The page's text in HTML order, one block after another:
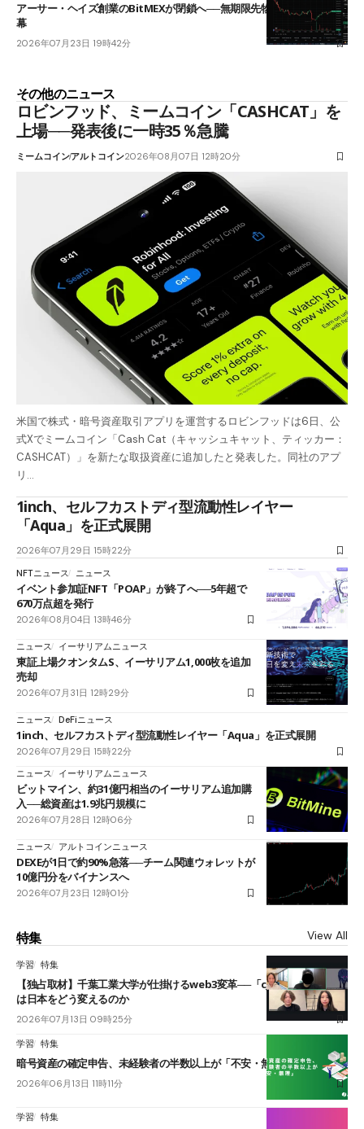
アーサー・ヘイズ創業のBitMEXが閉鎖へ──無期限先物を生んだ11年に
幕
2026年07月23日 19時42分
その他のニュース
ロビンフッド、ミームコイン「CASHCAT」を
上場──発表後に一時35％急騰
ミームコインアルトコイン2026年08月07日 12時20分
米国で株式・暗号資産取引アプリを運営するロビンフッドは6日、公
式Xでミームコイン「Cash Cat（キャッシュキャット、ティッカー：
CASHCAT）」を新たな取扱資産に追加したと発表した。同社のアプ
リ…
1inch、セルフカストディ型流動性レイヤー
「Aqua」を正式展開
2026年07月29日 15時22分
NFTニュース
ニュース
イベント参加証NFT「POAP」が終了へ──5年超で
670万点超を発行
2026年08月04日 13時46分
ニュース イーサリアムニュース
東証上場クオンタムS、イーサリアム1,000枚を追加
売却
2026年07月31日 12時29分
ニュース DeFiニュース
1inch、セルフカストディ型流動性レイヤー「Aqua」を正式展開
2026年07月29日 15時22分
ニュース
イーサリアムニュース
ビットマイン、約31億円相当のイーサリアム追加購
入──総資産は1.9兆円規模に
2026年07月28日 12時06分
ニュース アルトコインニュース
DEXEが1日で約90%急落──チーム関連ウォレットが
10億円分をバイナンスへ
2026年07月23日 12時01分
特集 View All
学習 特集
【独占取材】千葉工業大学が仕掛けるweb3変革──「cJPY」とAIの融合
は日本をどう変えるのか
2026年07月13日 09時25分
学習 特集
暗号資産の確定申告、未経験者の半数以上が「不安・無理」
2026年06月13日 11時11分
学習 特集